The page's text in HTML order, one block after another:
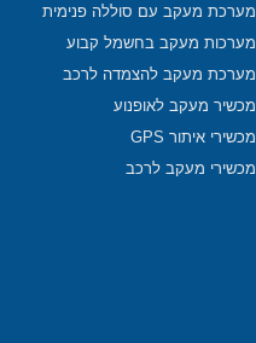
מערכת מעקב עם סוללה פנימית
מערכות מעקב בחשמל קבוע
מערכת מעקב להצמדה לרכב
מכשיר מעקב לאופנוע
מכשירי איתור GPS
מכשירי מעקב לרכב